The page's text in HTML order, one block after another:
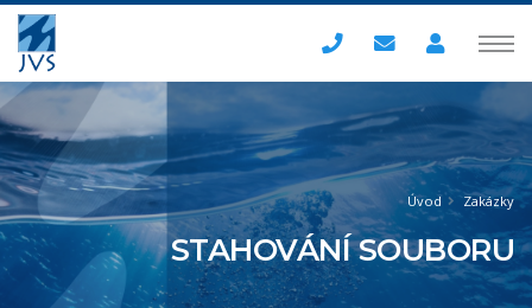
Úvod Zakázky
STAHOVÁNÍ SOUBORU